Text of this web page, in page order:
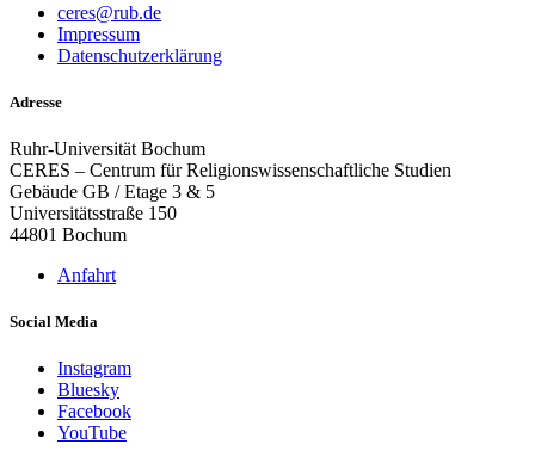
ceres@rub.de
Impressum
Datenschutzerklärung
Adresse
Ruhr-Universität Bochum
CERES – Centrum für Religionswissenschaftliche Studien
Gebäude GB / Etage 3 & 5
Universitätsstraße 150
44801 Bochum
Anfahrt
Social Media
Instagram
Bluesky
Facebook
YouTube